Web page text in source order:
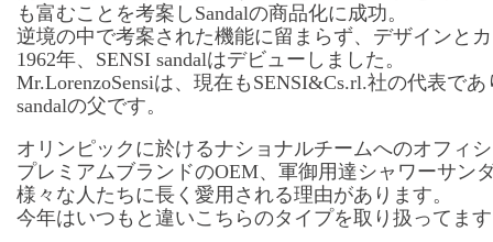
も富むことを考案しSandalの商品化に成功。
逆境の中で考案された機能に留まらず、デザインと
1962年、SENSI sandalはデビューしました。
Mr.LorenzoSensiは、現在もSENSI&Cs.rl.社の代表で
sandalの父です。
オリンピックに於けるナショナルチームへのオフィ
プレミアムブランドのOEM、軍御用達シャワーサン
様々な人たちに長く愛用される理由があります。
今年はいつもと違いこちらのタイプを取り扱ってま